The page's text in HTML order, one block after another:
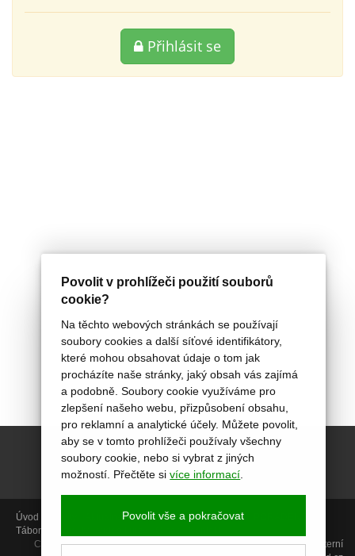
Povolit v prohlížeči použití souborů
cookie?
Na těchto webových stránkách se používají
soubory cookies a další síťové identifikátory,
které mohou obsahovat údaje o tom jak
procházíte naše stránky, jaký obsah vás zajímá
a podobně. Soubory cookie využíváme pro
zlepšení našeho webu, přizpůsobení obsahu,
pro reklamní a analytické účely. Můžete povolit,
aby se v tomto prohlížeči používaly všechny
soubory cookie, nebo si vybrat z jiných
možností. Přečtěte sivíce informací
Povolit vše a pokračovat
Přihlásit se
Úvod Termíny Foto Miniškolka
Tábory
Copyright © 2014, Centrum Akropolis, Uherské Hradiště |GDPR
Interní